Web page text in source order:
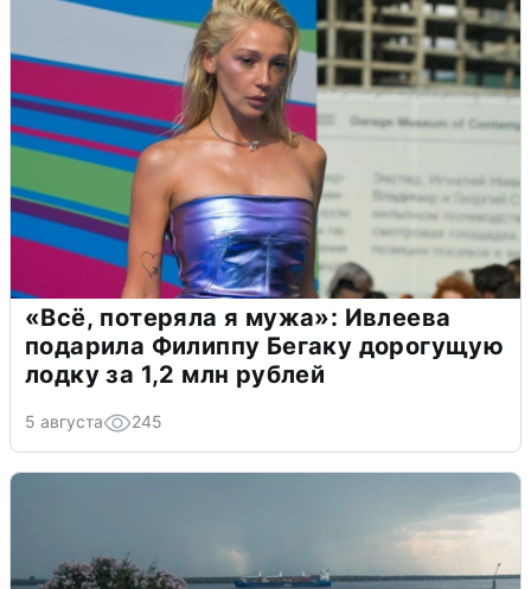
«Всё, потеряла я мужа»: Ивлеева
подарила Филиппу Бегаку дорогущую
лодку за 1,2 млн рублей
5 августа 245